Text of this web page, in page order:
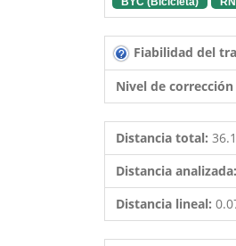
Fiabilidad del
Nivel de
Distancia total:
Distancia analizada:
Distancia lineal: